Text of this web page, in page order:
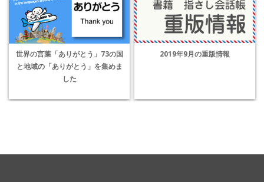
世界の言葉「ありがとう」73の国
と地域の「ありがとう」を集めま
した
2019年9月の重版情報